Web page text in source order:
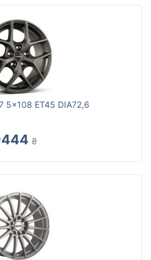
5x108 ET45 DIA72,6
₴